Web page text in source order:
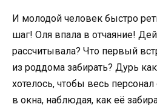
И молодой человек быстро
шаг! Оля впала в отчаяние!
рассчитывала? Что первый
из роддома забирать? Дурь
хотелось, чтобы весь
в окна, наблюдая, как её